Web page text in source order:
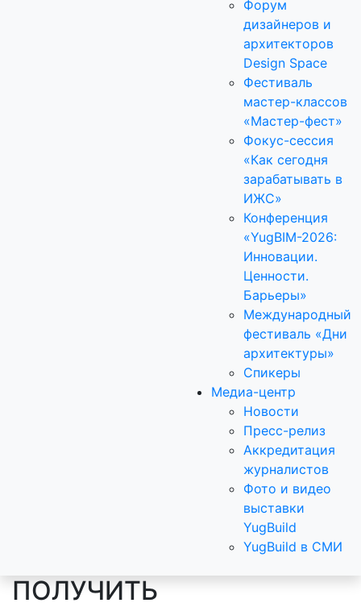
Форум
дизайнеров и
архитекторов
Design Space
Фестиваль
мастер-классов
«Мастер-фест»
Фокус-сессия
«Как сегодня
зарабатывать в
ИЖС»
Конференция
«YugBIM-2026:
Инновации.
Ценности.
Барьеры»
Международный
фестиваль «Дни
архитектуры»
Спикеры
Медиа-центр
Новости
Пресс-релиз
Аккредитация
журналистов
Фото и видео
выставки
YugBuild
YugBuild в СМИ
ПОЛУЧИТЬ